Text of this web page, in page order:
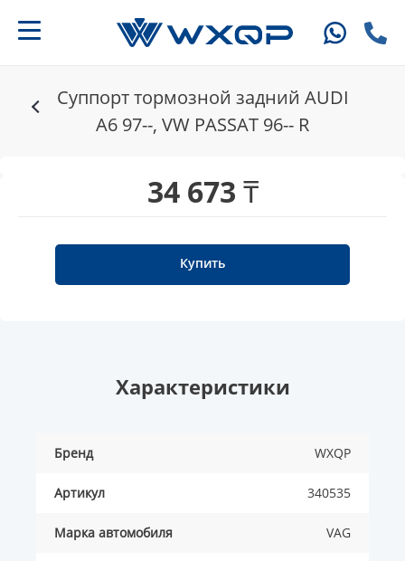
Суппорт тормозной задний AUDI
A6 97--, VW PASSAT 96-- R
34 673 ₸
Купить
Характеристики
Бренд WXQP
Артикул 340535
Марка автомобиля VAG